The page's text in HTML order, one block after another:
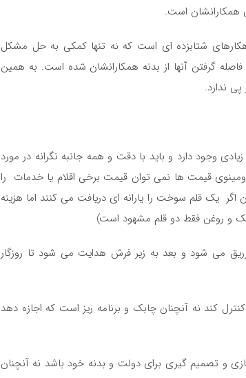
همکارانشان است.
شتابزده ای است که نه تنها کمکی به حل مشکل
گرفتن آنها از بدنه همکارانشان شده است. به همین
ندارد.
وجود دارد و باید با دقت و همه جانبه نگرانه در مورد
قیمت ها نمی توان قیمت برخی اقلام یا خدمات را
اگر یک قلم سوخت را یارانه ای دریافت می کنند اما هزینه
و روغن فقط دو قلم مشهود است)
می شود و بعد به زیر فرش هدایت می شود تا روزگار
کند نه آنچنان چابک و برنامه ریز است که اجازه دهد
تصمیم گیری برای دولت و بدنه خود باشد نه آنچنان